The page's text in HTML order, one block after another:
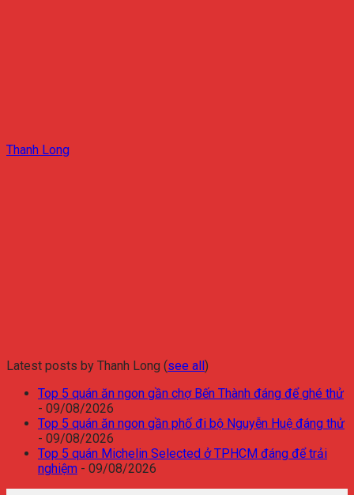
Thanh Long
Latest posts by Thanh Long (see all)
Top 5 quán ăn ngon gần chợ Bến Thành đáng để ghé thử
- 09/08/2026
Top 5 quán ăn ngon gần phố đi bộ Nguyễn Huệ đáng thử
- 09/08/2026
Top 5 quán Michelin Selected ở TPHCM đáng để trải
nghiệm - 09/08/2026